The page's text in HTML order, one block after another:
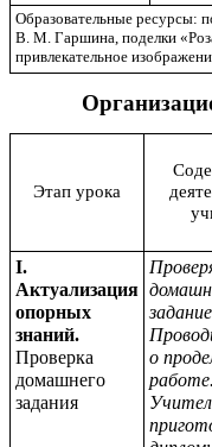
Образовательные ресурсы:
В. М. Гаршина, поделки
привлекательное
Этап урока
I.
Актуализация
опорных
знаний.
Проверка
домашнего
задания
о
работе.